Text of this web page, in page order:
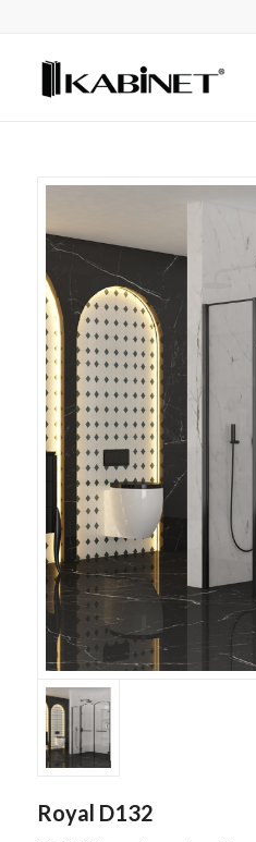
Royal D132